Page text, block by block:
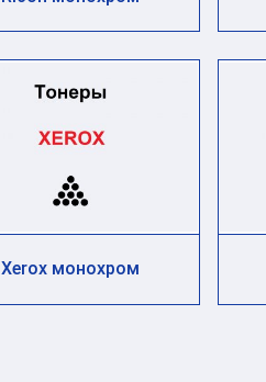
Xerox монохром